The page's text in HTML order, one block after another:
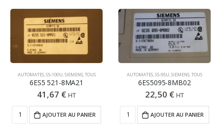
AUTOMATES,S5-100U,SIEMENS,TOUS
6ES5 521-8MA21
41,67 € HT
AJOUTER AU PANIER
AUTOMATES,S5-95U,SIEMENS,TOUS
6ES5095-8MB02
22,50 € HT
AJOUTER AU PANIER